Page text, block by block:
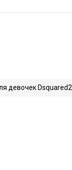
девочек Dsquared2